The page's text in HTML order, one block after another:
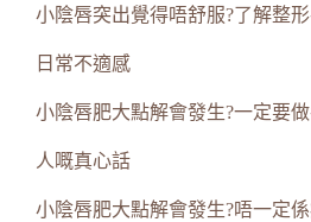
小陰唇突出覺得唔舒服?了解整
日常不適感
小陰唇肥大點解會發生?一定要
人嘅真心話
小陰唇肥大點解會發生?唔一定